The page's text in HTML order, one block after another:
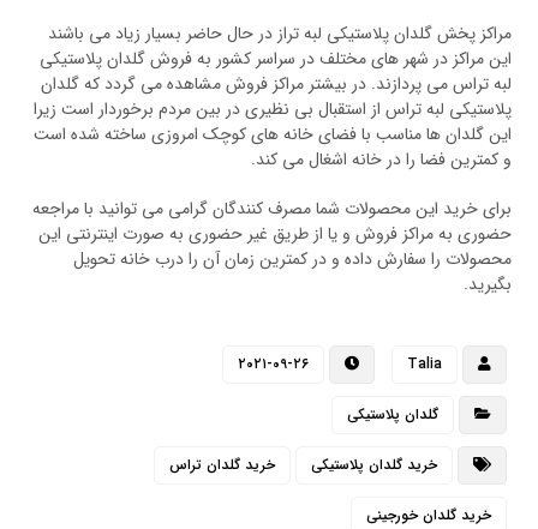
مراکز پخش گلدان پلاستیکی لبه تراز در حال حاضر بسیار زیاد می باشند
این مراکز در شهر های مختلف در سراسر کشور به فروش گلدان پلاستیکی
لبه تراس می پردازند. در بیشتر مراکز فروش مشاهده می گردد که گلدان
پلاستیکی لبه تراس از استقبال بی نظیری در بین مردم برخوردار است زیرا
این گلدان ها مناسب با فضای خانه های کوچک امروزی ساخته شده است
و کمترین فضا را در خانه اشغال می کند.
برای خرید این محصولات شما مصرف کنندگان گرامی می توانید با مراجعه
حضوری به مراکز فروش و یا از طریق غیر حضوری به صورت اینترنتی این
محصولات را سفارش داده و در کمترین زمان آن را درب خانه تحویل
بگیرید.
Talia ۲۰۲۱-۰۹-۲۶
گلدان پلاستیکی
خرید گلدان پلاستیکی خرید گلدان تراس
خرید گلدان خورجینی